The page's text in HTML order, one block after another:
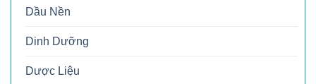
Dầu Nền
Dinh Dưỡng
Dược Liệu